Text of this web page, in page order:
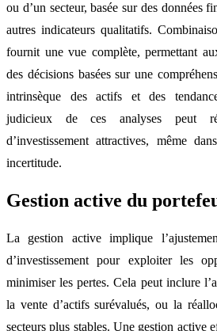
ou d’un secteur, basée sur des données
autres indicateurs qualitatifs.
fournit une vue complète, permettant
des décisions basées sur une
intrinsèque des actifs et des
judicieux de ces analyses peut
d’investissement attractives, même
incertitude.
Gestion active du
La gestion active implique
d’investissement pour exploiter les
minimiser les pertes. Cela peut inclure
la vente d’actifs surévalués, ou la
secteurs plus stables. Une gestion active